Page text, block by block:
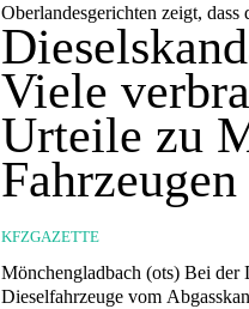
Oberlandesgerichten zeigt, dass
Viele
Urteile zu
Fahrzeugen
KFZGAZETTE
Mönchengladbach (ots) Bei
Dieselfahrzeuge vom